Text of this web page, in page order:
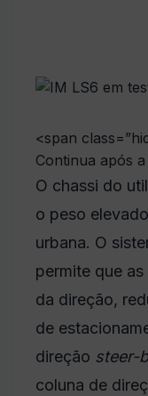
<span
Continua após
O chassi do
o peso
urbana. O
permite que
da direção,
de
direção steer-
coluna de